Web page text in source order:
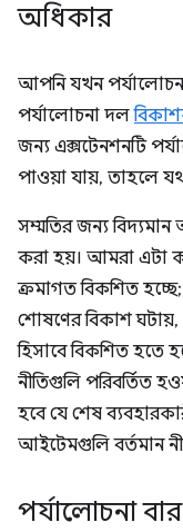
অধিকার
আপনি যখন
পর্যালোচনা দল
জন্য এক্সটেনশনটি
পাওয়া যায়, তাহলে
সম্মতির জন্য
করা হয়। আমরা এটা
ক্রমাগত বিকশিত
শোষণের বিকাশ ঘটায়,
হিসাবে বিকশিত হতে
নীতিগুলি পরিবর্তিত
হবে যে শেষ
আইটেমগুলি বর্তমান
পর্যালোচনা বার